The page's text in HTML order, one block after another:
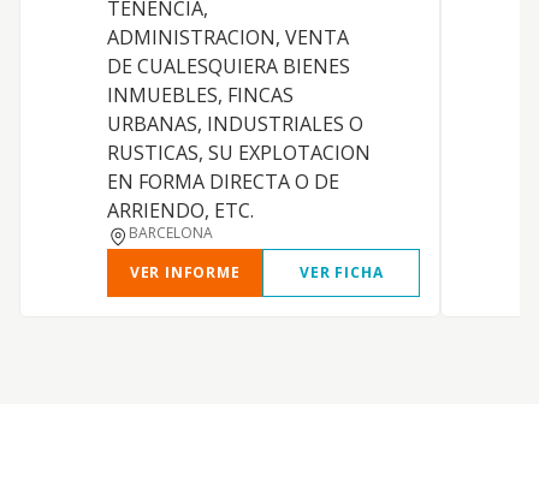
TENENCIA,
ADMINISTRACION, VENTA
DE CUALESQUIERA BIENES
INMUEBLES, FINCAS
URBANAS, INDUSTRIALES O
RUSTICAS, SU EXPLOTACION
EN FORMA DIRECTA O DE
ARRIENDO, ETC.
BARCELONA
VER INFORME
VER FICHA